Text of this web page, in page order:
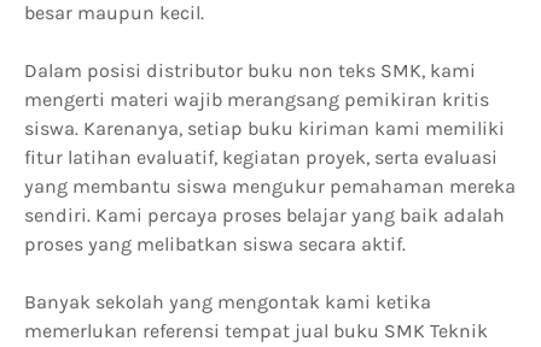
besar maupun kecil.
Dalam posisi distributor buku non teks SMK, kami
mengerti materi wajib merangsang pemikiran kritis
siswa. Karenanya, setiap buku kiriman kami memiliki
fitur latihan evaluatif, kegiatan proyek, serta evaluasi
yang membantu siswa mengukur pemahaman mereka
sendiri. Kami percaya proses belajar yang baik adalah
proses yang melibatkan siswa secara aktif.
Banyak sekolah yang mengontak kami ketika
memerlukan referensi tempat jual buku SMK Teknik